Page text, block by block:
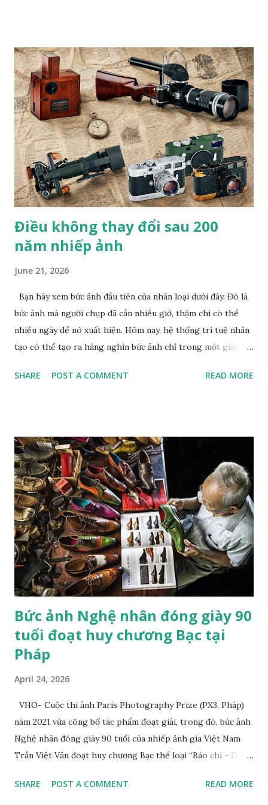
pastel. Nhiếp ảnh gia đến từ London này không nói "hoàn
hảo" theo nghĩa "được vẽ một cách điêu luyện"; mà là ẩn dụ
hoàn hảo cho mối quan hệ lý tưởng giữa con người và thiên
nhiên. Bức tranh gợi nhớ đến một tác phẩm nghệ thuật
khác: Chú hổ con đang chơi đùa với mẹ. Đây là tác phẩm của
họa sĩ trường phái lãng mạn người Pháp Eugene Delacroix,
người đã sử dụng một chú hổ nuôi nhốt tại sở thú và chú
mèo cưng của mình làm mẫu. "Trường phái lãng mạn trong
hội h...
Điều không thay đổi sau 200
năm nhiếp ảnh
June 21, 2026
Bạn hãy xem bức ảnh đầu tiên của nhân loại dưới đây. Đó là
bức ảnh mà người chụp đã cần nhiều giờ, thậm chí có thể
nhiều ngày để nó xuất hiện. Hôm nay, hệ thống trí tuệ nhân
tạo có thể tạo ra hàng nghìn bức ảnh chỉ trong một giây.
lịch sử nhiếp ảnh . Con người không ngừng tìm đủ mọi cách
thông minh cho đến AI , dường như mọi cuộc cách mạng đều
hướng về cùng mục tiêu: rút ngắn khoảng cách giữa thế giới
thực tại và hình ảnh về nó. Nếu nhìn từ góc độ công nghệ,
chưa bao giờ việc tạo ra một bức ảnh lại dễ dàng như hôm
nay. Sau chừng ấy năm phát triển của nhiếp ảnh, khi mọi thứ
thay đổi, thì còn điều gì đó vẫn còn nguyên không? Hay nói
cách khác: khi việc tạo ra hình ảnh ngày càng dễ dàng hơn,
điều gì vẫn còn làm cho nhiếp ảnh trở nên có ý nghĩa?
Nicéphor...
SHARE POST A COMMENT READ MORE
Bức ảnh Nghệ nhân đóng giày 90
tuổi đoạt huy chương Bạc tại
Pháp
April 24, 2026
VHO- Cuộc thi ảnh Paris Photography Prize (PX3, Pháp)
năm 2021 vừa công bố tác phẩm đoạt giải, trong đó, bức ảnh
Nghệ nhân đóng giày 90 tuổi của nhiếp ảnh gia Việt Nam
Trần Việt Văn đoạt huy chương Bạc thể loại “Báo chí - Du
đoạt giải của anh chụp nghệ nhân Trịnh Ngọc sống ở
SHARE POST A COMMENT READ MORE